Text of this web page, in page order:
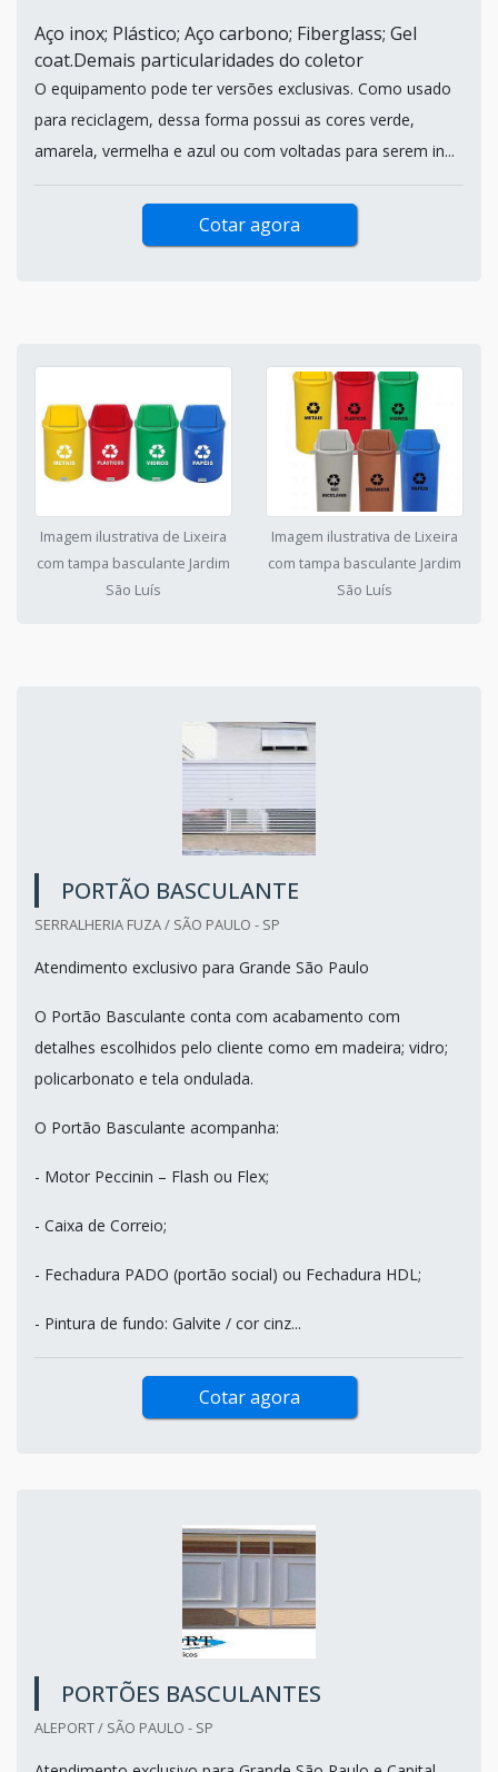
Aço inox; Plástico; Aço carbono; Fiberglass; Gel
coat.Demais particularidades do coletor
O equipamento pode ter versões exclusivas. Como usado
para reciclagem, dessa forma possui as cores verde,
amarela, vermelha e azul ou com voltadas para serem in...
Cotar agora
Imagem ilustrativa de Lixeira
com tampa basculante Jardim
São Luís
Imagem ilustrativa de Lixeira
com tampa basculante Jardim
São Luís
PORTÃO BASCULANTE
SERRALHERIA FUZA / SÃO PAULO - SP
Atendimento exclusivo para Grande São Paulo
O Portão Basculante conta com acabamento com
detalhes escolhidos pelo cliente como em madeira; vidro;
policarbonato e tela ondulada.
O Portão Basculante acompanha:
- Motor Peccinin – Flash ou Flex;
- Caixa de Correio;
- Fechadura PADO (portão social) ou Fechadura HDL;
- Pintura de fundo: Galvite / cor cinz...
Cotar agora
PORTÕES BASCULANTES
ALEPORT / SÃO PAULO - SP